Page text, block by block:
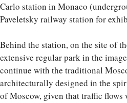
Carlo station in Monaco
Paveletsky railway station for
Behind the station, on the site of
extensive regular park in the
continue with the traditional
architecturally designed in the
of Moscow, given that traffic